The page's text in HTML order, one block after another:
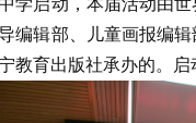
学启动，本届活动由
编辑部、儿童画报编
教育出版社承办的。